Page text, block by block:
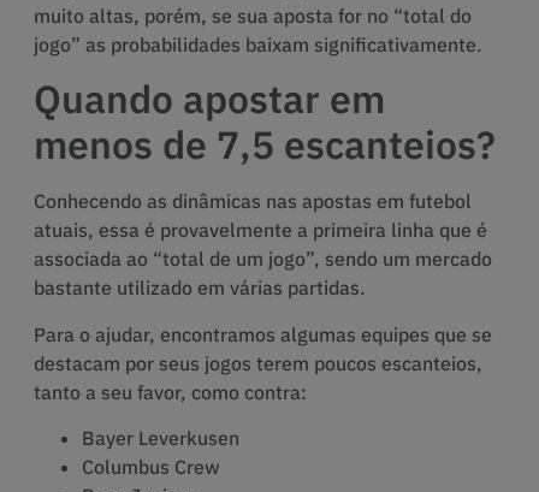
muito altas, porém, se sua aposta for no “total do
jogo” as probabilidades baixam significativamente.
Quando apostar em
menos de 7,5 escanteios?
Conhecendo as dinâmicas nas apostas em futebol
atuais, essa é provavelmente a primeira linha que é
associada ao “total de um jogo”, sendo um mercado
bastante utilizado em várias partidas.
Para o ajudar, encontramos algumas equipes que se
destacam por seus jogos terem poucos escanteios,
tanto a seu favor, como contra:
Bayer Leverkusen
Columbus Crew